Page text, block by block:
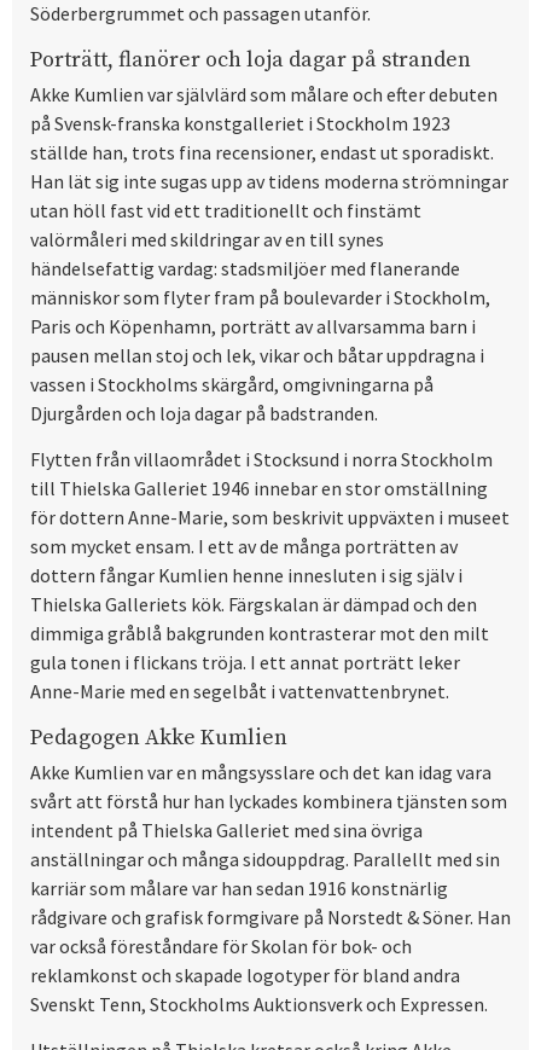
Söderbergrummet och passagen utanför.
Porträtt, flanörer och loja dagar på stranden
Akke Kumlien var självlärd som målare och efter debuten
på Svensk-franska konstgalleriet i Stockholm 1923
ställde han, trots fina recensioner, endast ut sporadiskt.
Han lät sig inte sugas upp av tidens moderna strömningar
utan höll fast vid ett traditionellt och finstämt
valörmåleri med skildringar av en till synes
händelsefattig vardag: stadsmiljöer med flanerande
människor som flyter fram på boulevarder i Stockholm,
Paris och Köpenhamn, porträtt av allvarsamma barn i
pausen mellan stoj och lek, vikar och båtar uppdragna i
vassen i Stockholms skärgård, omgivningarna på
Djurgården och loja dagar på badstranden.
Flytten från villaområdet i Stocksund i norra Stockholm
till Thielska Galleriet 1946 innebar en stor omställning
för dottern Anne-Marie, som beskrivit uppväxten i museet
som mycket ensam. I ett av de många porträtten av
dottern fångar Kumlien henne innesluten i sig själv i
Thielska Galleriets kök. Färgskalan är dämpad och den
dimmiga gråblå bakgrunden kontrasterar mot den milt
gula tonen i flickans tröja. I ett annat porträtt leker
Anne-Marie med en segelbåt i vattenvattenbrynet.
Pedagogen Akke Kumlien
Akke Kumlien var en mångsysslare och det kan idag vara
svårt att förstå hur han lyckades kombinera tjänsten som
intendent på Thielska Galleriet med sina övriga
anställningar och många sidouppdrag. Parallellt med sin
karriär som målare var han sedan 1916 konstnärlig
rådgivare och grafisk formgivare på Norstedt & Söner. Han
var också föreståndare för Skolan för bok- och
reklamkonst och skapade logotyper för bland andra
Svenskt Tenn, Stockholms Auktionsverk och Expressen.